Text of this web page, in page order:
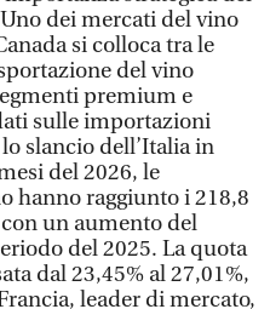
dei mercati del vino
si colloca tra le
del vino
premium e
sulle importazioni
slancio dell’Italia in
del 2026, le
hanno raggiunto i 218,8
un aumento del
del 2025. La quota
dal 23,45% al 27,01%,
leader di mercato,